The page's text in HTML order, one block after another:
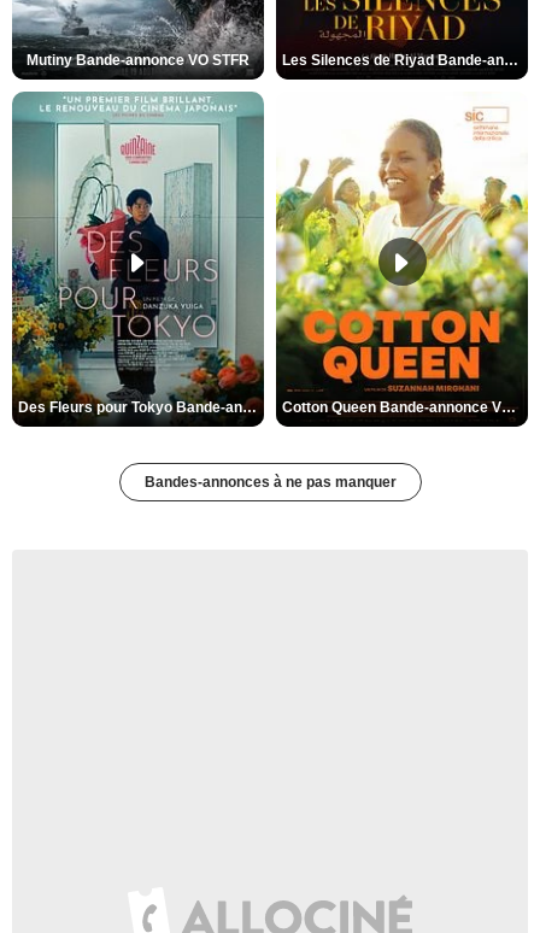
Mutiny Bande-annonce VO STFR Les Silences de Riyad Bande-annonce VO STFR
Des Fleurs pour Tokyo Bande-annonce VO STFR Cotton Queen Bande-annonce VO STFR
Bandes-annonces à ne pas manquer